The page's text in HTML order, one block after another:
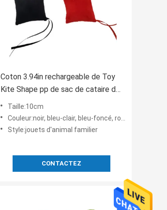
Coton 3.94in rechargeable de Toy
Kite Shape pp de sac de cataire de
10 x de 10cm
Taille:10cm
Couleur:noir, bleu-clair, bleu-foncé, rouge
Style:jouets d'animal familier
CONTACTEZ